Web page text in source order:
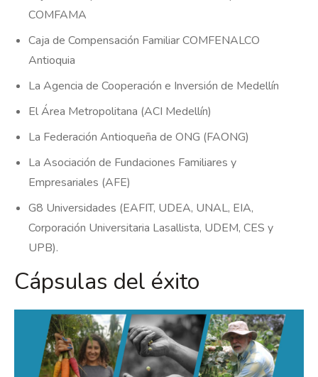
COMFAMA
Caja de Compensación Familiar COMFENALCO
Antioquia
La Agencia de Cooperación e Inversión de Medellín
El Área Metropolitana (ACI Medellín)
La Federación Antioqueña de ONG (FAONG)
La Asociación de Fundaciones Familiares y
Empresariales (AFE)
G8 Universidades (EAFIT, UDEA, UNAL, EIA,
Corporación Universitaria Lasallista, UDEM, CES y
UPB).
Cápsulas del éxito